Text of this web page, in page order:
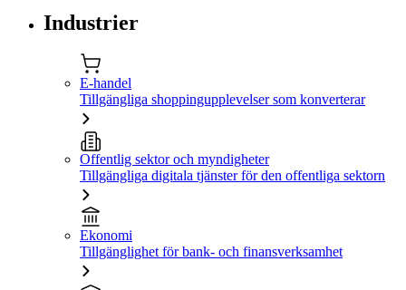
Industrier
E-handel
Tillgängliga shoppingupplevelser som konverterar
Offentlig sektor och myndigheter
Tillgängliga digitala tjänster för den offentliga sektorn
Ekonomi
Tillgänglighet för bank- och finansverksamhet